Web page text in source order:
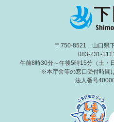
〒750-8521 山口県
083-231-
午前8時30分～午後5時15分（土・
※本庁舎等の窓口受付時間
法人番号